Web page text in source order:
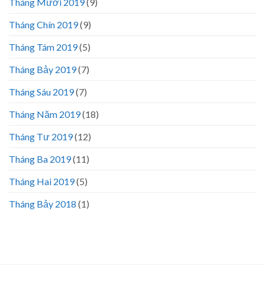
Tháng Mười 2019(9)
Tháng Chín 2019(9)
Tháng Tám 2019(5)
Tháng Bảy 2019(7)
Tháng Sáu 2019(7)
Tháng Năm 2019(18)
Tháng Tư 2019(12)
Tháng Ba 2019(11)
Tháng Hai 2019(5)
Tháng Bảy 2018 (1)